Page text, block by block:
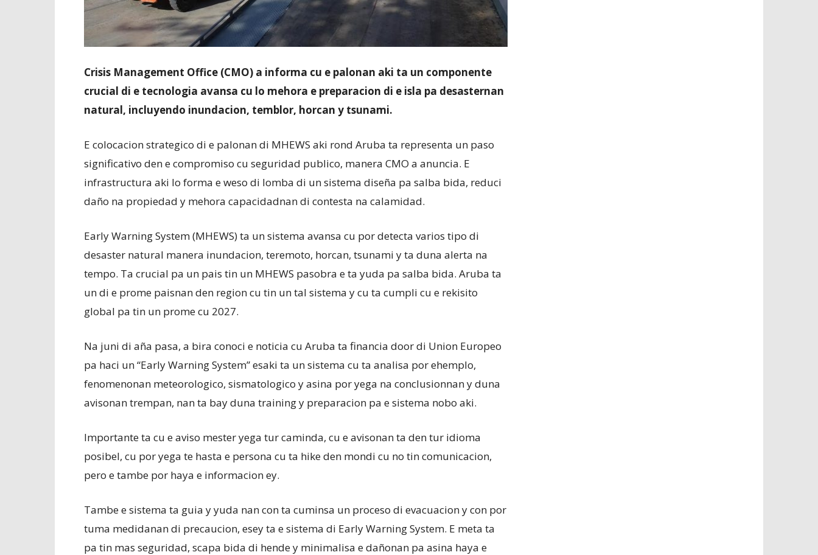
Crisis Management Office (CMO) a informa cu e palonan aki ta un componente
crucial di e tecnologia avansa cu lo mehora e preparacion di e isla pa desasternan
natural, incluyendo inundacion, temblor, horcan y tsunami.
E colocacion strategico di e palonan di MHEWS aki rond Aruba ta representa un paso
significativo den e compromiso cu seguridad publico, manera CMO a anuncia. E
infrastructura aki lo forma e weso di lomba di un sistema diseña pa salba bida, reduci
daño na propiedad y mehora capacidadnan di contesta na calamidad.
Early Warning System (MHEWS) ta un sistema avansa cu por detecta varios tipo di
desaster natural manera inundacion, teremoto, horcan, tsunami y ta duna alerta na
tempo. Ta crucial pa un pais tin un MHEWS pasobra e ta yuda pa salba bida. Aruba ta
un di e prome paisnan den region cu tin un tal sistema y cu ta cumpli cu e rekisito
global pa tin un prome cu 2027.
Na juni di aña pasa, a bira conoci e noticia cu Aruba ta financia door di Union Europeo
pa haci un “Early Warning System” esaki ta un sistema cu ta analisa por ehemplo,
fenomenonan meteorologico, sismatologico y asina por yega na conclusionnan y duna
avisonan trempan, nan ta bay duna training y preparacion pa e sistema nobo aki.
Importante ta cu e aviso mester yega tur caminda, cu e avisonan ta den tur idioma
posibel, cu por yega te hasta e persona cu ta hike den mondi cu no tin comunicacion,
pero e tambe por haya e informacion ey.
Tambe e sistema ta guia y yuda nan con ta cuminsa un proceso di evacuacion y con por
tuma medidanan di precaucion, esey ta e sistema di Early Warning System. E meta ta
pa tin mas seguridad, scapa bida di hende y minimalisa e dañonan pa asina haya e